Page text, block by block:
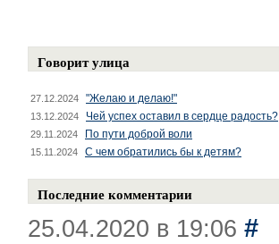
Говорит улица
27.12.2024 "Желаю и делаю!"
13.12.2024 Чей успех оставил в сердце радость?
29.11.2024 По пути доброй воли
15.11.2024 С чем обратились бы к детям?
Последние комментарии
25.04.2020 в 19:06 #